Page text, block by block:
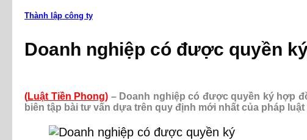
Thành lập công ty
Doanh nghiệp có được quyền
(Luật Tiền Phong) – Doanh nghiệp có được quyền ký hợp
biên tập bài tư vấn dựa trên quy định mới nhất của pháp